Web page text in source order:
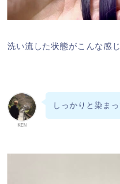
洗い流した状態がこんな感じ
KEN
しっかりと染ま